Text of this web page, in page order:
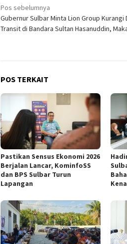
Navigasi
pos
Pos sebelumnya
Gubernur Sulbar Minta Lion Group Kurangi
Transit di Bandara Sultan Hasanuddin,
POS TERKAIT
Pastikan Sensus Ekonomi 2026
Berjalan Lancar, KominfoSS
dan BPS Sulbar Turun
Lapangan